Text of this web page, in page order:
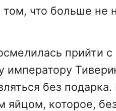
что больше не
прийти с
императору
без
яйцом, которое,